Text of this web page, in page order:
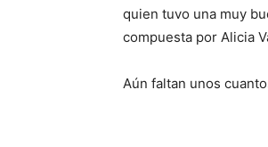
quien tuvo una muy
compuesta por Alicia
Aún faltan unos